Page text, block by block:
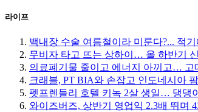
라이프
백내장 수술 여름철이라 미룬다?... 적
무비자 타고 뜨는 상하이… 올 하반기
의료폐기물 줄이고 에너지 아끼고… 고
크래블, PT BIA와 손잡고 인도네시아
펫프렌들리 호텔 키녹 2살 생일… 댕댕
와이즈버즈, 상반기 영업익 2.3배 뛰며